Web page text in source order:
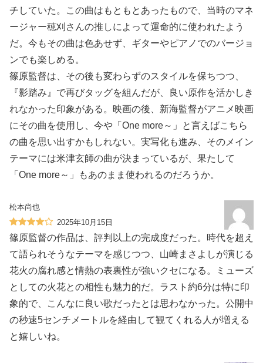
チしていた。この曲はもともとあったもので、当時のマネ
ージャー穂刈さんの推しによって運命的に使われたよう
だ。今もその曲は色あせず、ギターやピアノでのバージョ
ンでも楽しめる。
篠原監督は、その後も変わらずのスタイルを保ちつつ、
『影踏み』で再びタッグを組んだが、良い原作を活かしき
れなかった印象がある。映画の後、新海監督がアニメ映画
にその曲を使用し、今や「One more～」と言えばこちら
の曲を思い出すかもしれない。実写化も進み、そのメイン
テーマには米津玄師の曲が決まっているが、果たして
「One more～」もあのまま使われるのだろうか。
松本尚也
2025年10月15日
篠原監督の作品は、評判以上の完成度だった。時代を超え
て語られそうなテーマを感じつつ、山崎まさよしが演じる
花火の腐れ感と情熱の表裏性が強いクセになる。ミューズ
としての火花との相性も魅力的だ。ラスト約6分は特に印
象的で、こんなに良い歌だったとは思わなかった。公開中
の秒速5センチメートルを経由して観てくれる人が増える
と嬉しいね。